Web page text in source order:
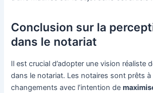
Conclusion sur la
dans le notariat
Il est crucial d’adopter une vision réaliste
dans le notariat. Les notaires sont prêts à
changements avec l’intention de